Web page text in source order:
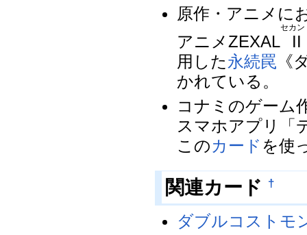
原作・アニメに
アニメZEXAL
II
セカン
用した永続罠 《
かれている。
コナミのゲーム
スマホアプリ「
このカード を使
関連カード †
ダブルコストモ